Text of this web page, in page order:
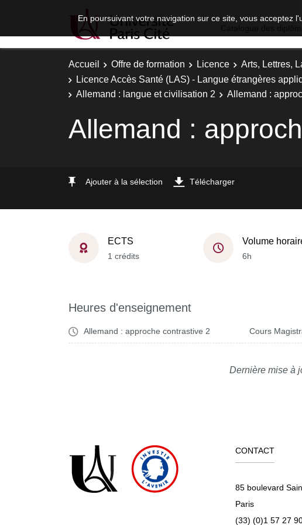
En poursuivant votre navigation sur ce site, vous acceptez
Accueil Offre de formation Licence Arts, Lettres,
Licence Accès Santé (LAS) - Langue étrangères
Allemand : langue et civilisation 2
Allemand :
Allemand :
Ajouter à la sélection Télécharger
ECTS
1 crédits
Volume
6h
Heures d'enseignement
Allemand : approche contrastive 2 Cours
Dernière mise à
CONTACT
85 boulevard
Paris
(33) (0)1 57 27